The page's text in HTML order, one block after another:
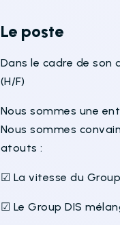
Le poste
Dans le cadre de son
(H/F)
Nous sommes une
Nous sommes
atouts :
☑ La vitesse du
☑ Le Group DIS